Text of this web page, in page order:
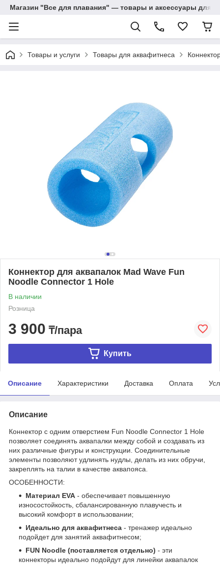
Магазин "Все для плавания" — товары и аксессуары для
Товары и услуги Товары для аквафитнеса
Коннектор для аквапалок Mad Wave Fun
Noodle Connector 1 Hole
В наличии
Розница
3 900 ₸/пара
Купить
Описание Характеристики Доставка Оплата
Описание
Коннектор с одним отверстием Fun Noodle Connector 1 Hole
позволяет соединять аквапалки между собой и создавать из
них различные фигуры и конструкции. Соединительные
элементы позволяют удлинять нудлы, делать из них обручи,
закреплять на талии в качестве аквапояса.
ОСОБЕННОСТИ:
Материал EVA - обеспечивает повышенную
износостойкость, сбалансированную плавучесть и
высокий комфорт в использовании;
Идеально для аквафитнеса - тренажер идеально
подойдет для занятий аквафитнесом;
FUN Noodle (поставляется отдельно) - эти
коннекторы идеально подойдут для линейки аквапалок